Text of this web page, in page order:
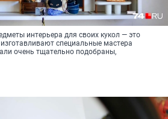
интерьера для своих кукол — это
специальные мастера
очень тщательно подобраны,